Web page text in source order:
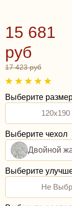
15 681
руб
17 423 руб
Выберите
120x190
Выберите чехол
Двойной
Выберите
Не